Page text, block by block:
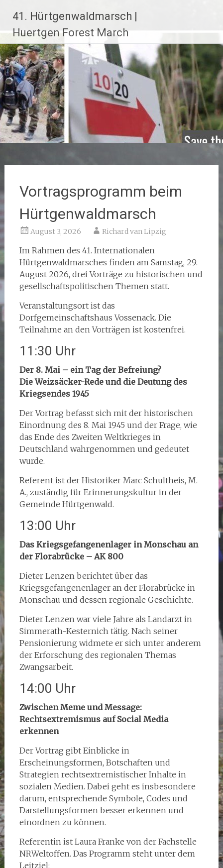
Inhalt
springen
41. Hürtgenwaldmarsch |
Huertgen Forest March
Vortragsprogramm beim
Hürtgenwaldmarsch
August 3, 2026 Richard van Lipzig
Im Rahmen des 41. Internationalen
Hürtgenwaldmarsches finden am Samstag, 29.
August 2026, drei Vorträge zu historischen und
gesellschaftspolitischen Themen statt.
Veranstaltungsort ist das
Dorfgemeinschaftshaus Vossenack. Die
Teilnahme an den Vorträgen ist kostenfrei.
11:30 Uhr
Der 8. Mai – ein Tag der Befreiung?
Die Weizsäcker-Rede und die Deutung des
Kriegsendes 1945
Der Vortrag befasst sich mit der historischen
Einordnung des 8. Mai 1945 und der Frage, wie
das Ende des Zweiten Weltkrieges in
Deutschland wahrgenommen und gedeutet
wurde.
Referent ist der Historiker Marc Schultheis, M.
A., zuständig für Erinnerungskultur in der
Gemeinde Hürtgenwald.
13:00 Uhr
Das Kriegsgefangenenlager in Monschau an
der Florabrücke – AK 800
Dieter Lenzen berichtet über das
Kriegsgefangenenlager an der Florabrücke in
Monschau und dessen regionale Geschichte.
Dieter Lenzen war viele Jahre als Landarzt in
Simmerath-Kesternich tätig. Nach seiner
Pensionierung widmete er sich unter anderem
der Erforschung des regionalen Themas
Zwangsarbeit.
14:00 Uhr
Zwischen Meme und Message:
Rechtsextremismus auf Social Media
erkennen
Der Vortrag gibt Einblicke in
Erscheinungsformen, Botschaften und
Strategien rechtsextremistischer Inhalte in
sozialen Medien. Dabei geht es insbesondere
darum, entsprechende Symbole, Codes und
Darstellungsformen besser erkennen und
einordnen zu können.
Referentin ist Laura Franke von der Fachstelle
NRWeltoffen. Das Programm steht unter dem
Leitziel: